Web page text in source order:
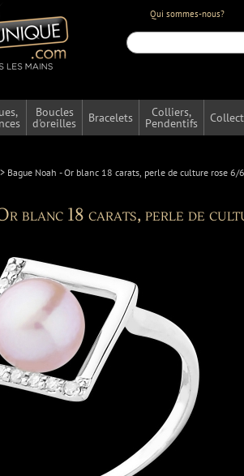
Qui sommes-nous?
Boucles
d'oreilles Bracelets Colliers,
Pendentifs
> Bague Noah - Or blanc 18 carats, perle de culture rose
blanc 18 carats, perle de